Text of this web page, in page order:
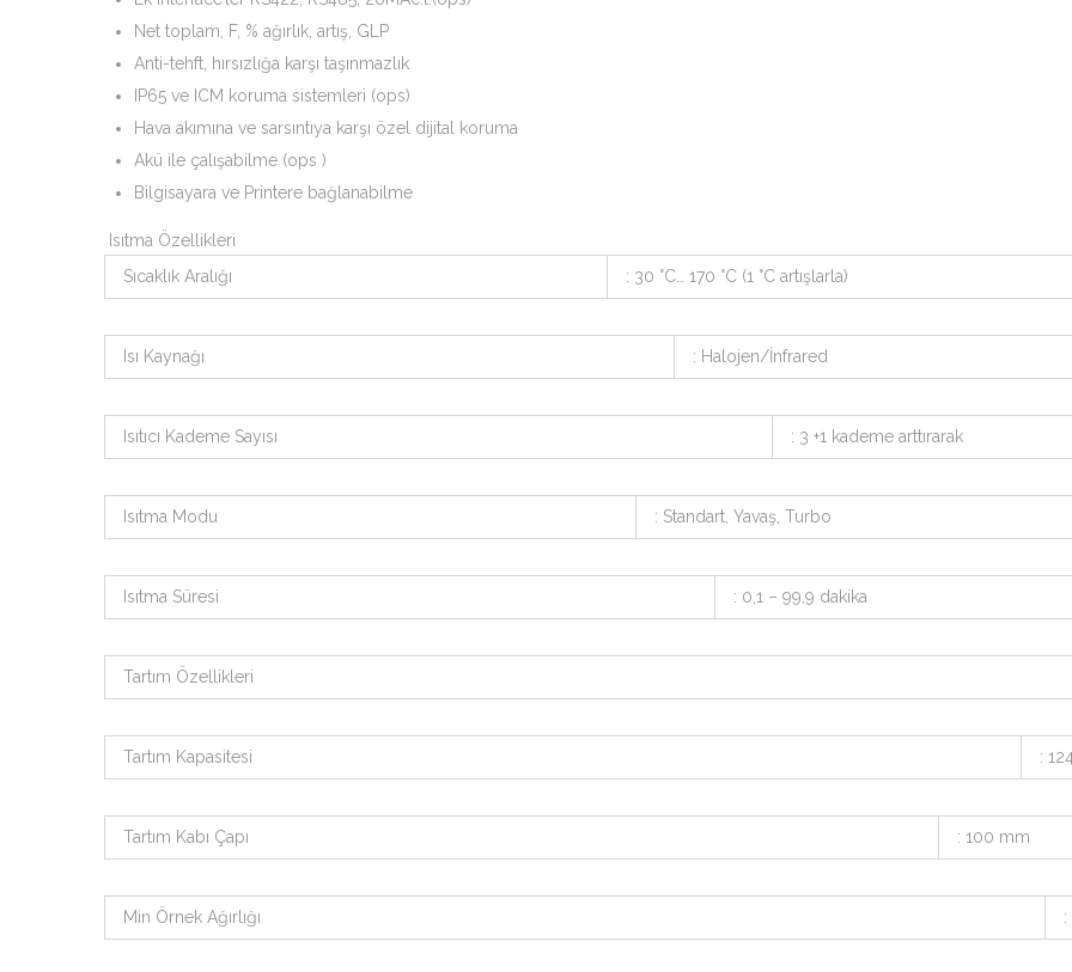
Net toplam, F, % ağırlık, artış, GLP
Anti-tehft, hırsızlığa karşı taşınmazlık
IP65 ve ICM koruma sistemleri (ops)
Hava akımına ve sarsıntıya karşı özel dijital koruma
Akü ile çalışabilme (ops )
Bilgisayara ve Printere bağlanabilme
Isıtma Özellikleri
Sıcaklık Aralığı
: 30 °C… 170 °C (1 °C artışlarla)
Isı Kaynağı : Halojen/İnfrared
Isıtıcı Kademe Sayısı : 3 +1 kademe arttırarak
Isıtma Modu : Standart, Yavaş, Turbo
Isıtma Süresi : 0,1 – 99,9 dakika
Tartım Özellikleri
Tartım Kapasitesi :
Tartım Kabı Çapı : 100 mm
Min Örnek Ağırlığı